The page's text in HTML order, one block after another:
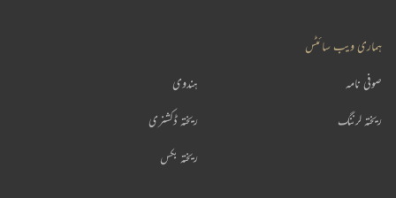
ہماری ویب سائٹس
ہندوی صوفی نامہ
ریختہ ڈکشنری ریختہ لرننگ
ریختہ بکس